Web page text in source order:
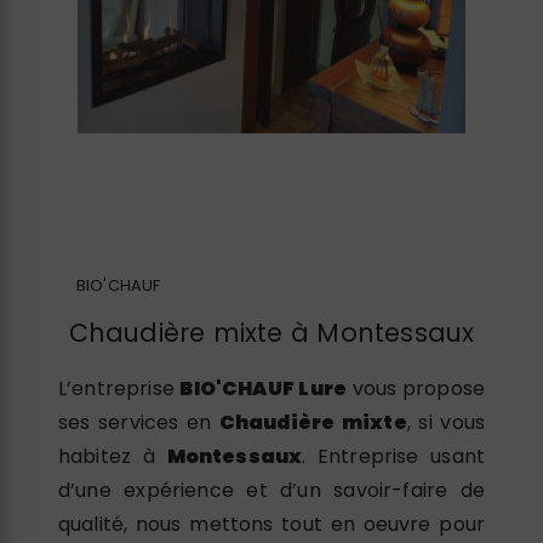
BIO'CHAUF
Chaudière mixte à Montessaux
L’entreprise BIO'CHAUF Lure vous propose
ses services en Chaudière mixte, si vous
habitez à Montessaux. Entreprise usant
d’une expérience et d’un savoir-faire de
qualité, nous mettons tout en oeuvre pour